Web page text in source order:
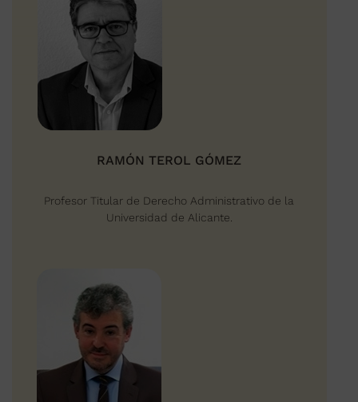
RAMÓN TEROL GÓMEZ
Profesor Titular de Derecho Administrativo de la
Universidad de Alicante.